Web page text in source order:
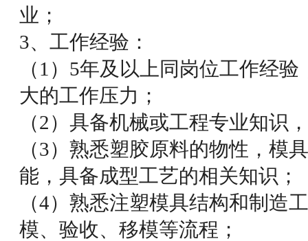
业；
3、工作经验：
（1）5年及以上同岗位工作经
大的工作压力；
（2）具备机械或工程专业知识
（3）熟悉塑胶原料的物性，模
能，具备成型工艺的相关知识；
（4）熟悉注塑模具结构和制造
模、验收、移模等流程；